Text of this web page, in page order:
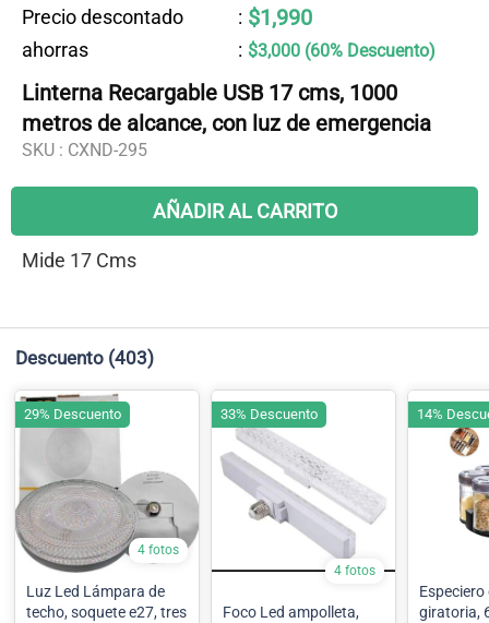
Precio descontado
: $1,990
ahorras : $3,000 (60% Descuento)
Linterna Recargable USB 17 cms, 1000
metros de alcance, con luz de emergencia
SKU : CXND-295
AÑADIR AL CARRITO
Mide 17 Cms
Descuento (403)
4 fotos
Luz Led Lámpara de
techo, soquete e27, tres
29% Descuento
4 fotos
Foco Led ampolleta,
33% Descuento
giratoria,
14%